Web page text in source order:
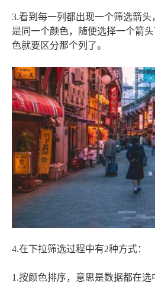
3.看到每一列都出现一个筛选箭
是同一个颜色，随便选择一个箭
色就要区分那个列了。
4.在下拉筛选过程中有2种方式：
1.按颜色排序，意思是数据都在